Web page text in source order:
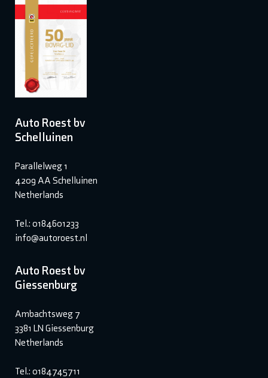
Auto Roest bv
Schelluinen
Parallelweg 1
4209 AA Schelluinen
Netherlands
Tel.: 0184601233
info@autoroest.nl
Auto Roest bv
Giessenburg
Ambachtsweg 7
3381 LN Giessenburg
Netherlands
Tel.: 0184745711